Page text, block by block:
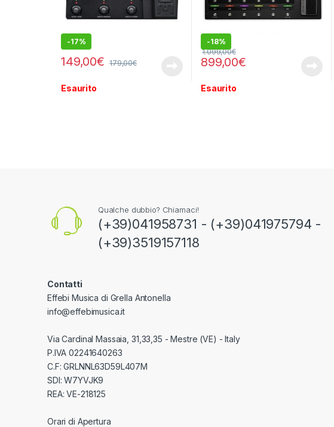
-17%
149,00€ 179,00€
Esaurito
-18%
899,00€
1.099,00€
Esaurito
Qualche dubbio? Chiamaci!
(+39)041958731 - (+39)041975794 -
(+39)3519157118
Contatti
Effebi Musica di Grella Antonella
info@effebimusica.it
Via Cardinal Massaia, 31,33,35 - Mestre (VE) - Italy
P.IVA 02241640263
C.F: GRLNNL63D59L407M
SDI: W7YVJK9
REA: VE-218125
Orari di Apertura